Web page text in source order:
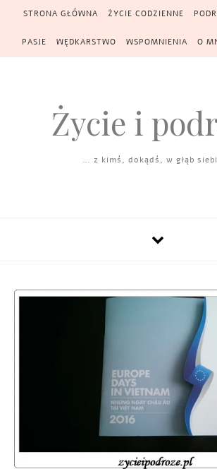
Skip to content
STRONA GŁÓWNA ŻYCIE CODZIENNE
PASJE WĘDKARSTWO WSPOMNIENIA O
Życie i
… z kimś, dokądś, w głąb